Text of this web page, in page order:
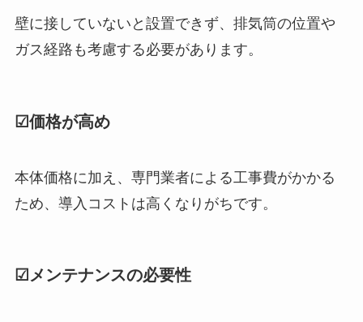
壁に接していないと設置できず、排気筒の位置や
ガス経路も考慮する必要があります。
☑価格が高め
本体価格に加え、専門業者による工事費がかかる
ため、導入コストは高くなりがちです。
☑メンテナンスの必要性